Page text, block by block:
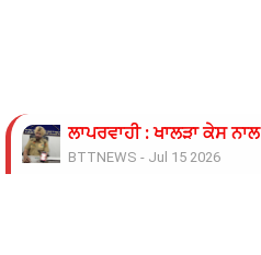
ਲਾਪਰਵਾਹੀ : ਖਾਲੜਾ ਕੇਸ
BTTNEWS - Jul 15 2026